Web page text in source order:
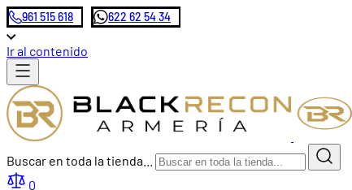
961 515 618 622 62 54 34
Ir al contenido
Buscar en toda la tienda...
0